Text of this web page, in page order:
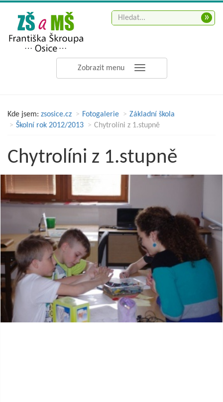
Zobrazit menu
»
Kde jsem: zsosice.cz Fotogalerie
Základní škola
Školní rok 2012/2013
Chytrolíni z 1.stupně
Chytrolíni z 1.stupně